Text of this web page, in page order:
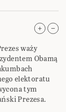
waży
Obamą
elektoratu
tym
Prezesa.